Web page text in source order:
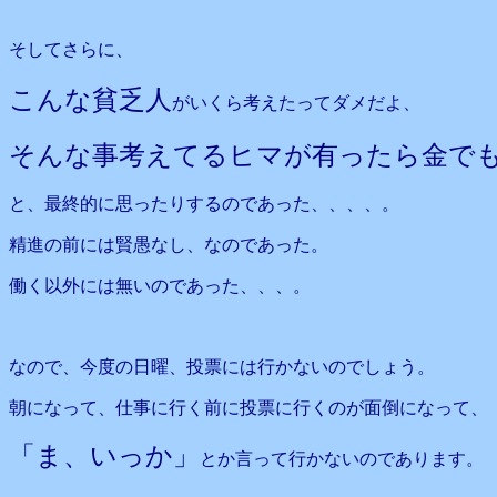
そしてさらに、
こんな貧乏人 がいくら考えたってダメだよ、
そんな事考えてるヒマが有ったら金で
と、最終的に思ったりするのであった、、、、。
精進の前には賢愚なし、なのであった。
働く以外には無いのであった、、、。
なので、今度の日曜、投票には行かないのでしょう。
朝になって、仕事に行く前に投票に行くのが面倒になって、
「ま、いっか」 とか言って行かないのであります。